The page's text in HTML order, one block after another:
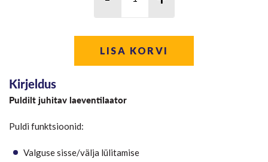
Kirjeldus
Puldilt juhitav laeventilaator
Puldi funktsioonid:
Valguse sisse/välja lülitamise
LISA KORVI